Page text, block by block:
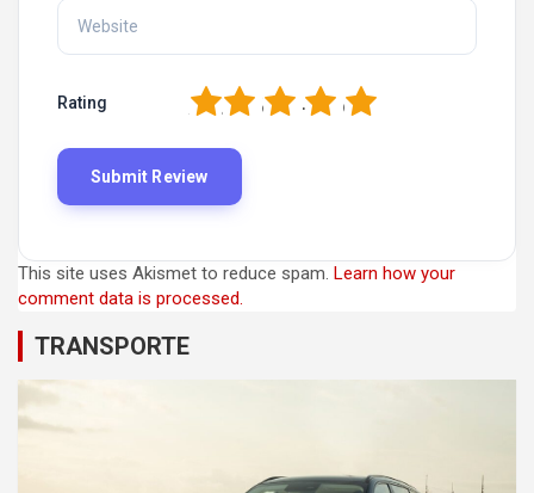
Rating 5
4
3
2
This site uses Akismet to reduce spam. Learn how your
comment data is processed.
TRANSPORTE